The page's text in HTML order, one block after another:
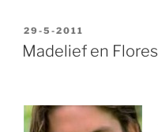
GEPLAATST
OP
29-5-2011
Madelief en Flores